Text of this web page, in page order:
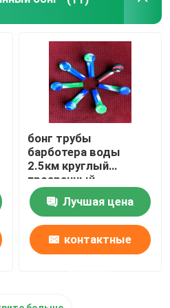
бонг трубы
барботера воды
2.5км круглый
прозрачный
стеклянный для
куритьЛучшая цена
контактные